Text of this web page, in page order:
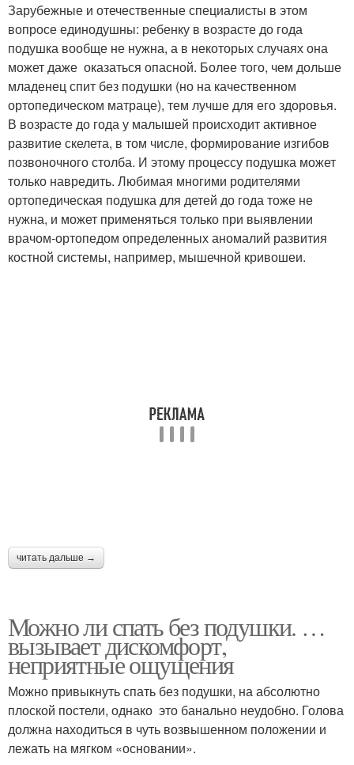
Зарубежные и отечественные специалисты в этом
вопросе единодушны: ребенку в возрасте до года
подушка вообще не нужна, а в некоторых случаях она
может даже оказаться опасной. Более того, чем дольше
младенец спит без подушки (но на качественном
ортопедическом матраце), тем лучше для его здоровья.
В возрасте до года у малышей происходит активное
развитие скелета, в том числе, формирование изгибов
позвоночного столба. И этому процессу подушка может
только навредить. Любимая многими родителями
ортопедическая подушка для детей до года тоже не
нужна, и может применяться только при выявлении
врачом-ортопедом определенных аномалий развития
костной системы, например, мышечной кривошеи.
читать дальше →
Можно ли спать без подушки. …
вызывает дискомфорт,
неприятные ощущения
Можно привыкнуть спать без подушки, на абсолютно
плоской постели, однако это банально неудобно. Голова
должна находиться в чуть возвышенном положении и
лежать на мягком «основании».